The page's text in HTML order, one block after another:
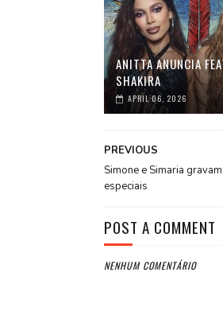
ANITTA ANUNCIA
SHAKIRA
APRIL 06, 2026
PREVIOUS
Simone e Simaria
especiais
POST A COMMENT
NENHUM COMENTÁRIO